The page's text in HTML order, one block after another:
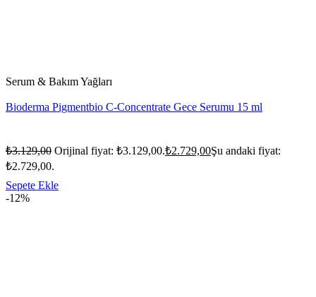
Serum & Bakım Yağları
Bioderma Pigmentbio C-Concentrate Gece Serumu 15 ml
₺3.129,00 Orijinal fiyat: ₺3.129,00.₺2.729,00Şu andaki fiyat:
₺2.729,00.
Sepete Ekle
-12%